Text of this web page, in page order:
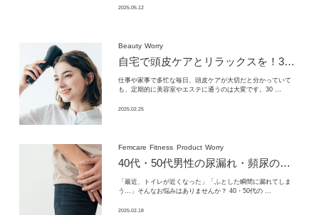
2025.05.12
Beauty Worry
自宅で頭皮ケアとリラックスを！ 30代・40代女性のための「ヘッドスパ ブラシ」
仕事や家事で多忙な毎日、頭皮ケアが大切だと分かっていて
も、定期的に美容室やエステに通うのは大変です。30 …
2025.02.25
Femcare Fitness Product Worry
40代・50代男性の尿漏れ・頻尿の原因は筋力低下？
「最近、トイレが近くなった」「ふとした瞬間に漏れてしま
う…」そんなお悩みはありませんか？ 40・50代の …
2025.02.18